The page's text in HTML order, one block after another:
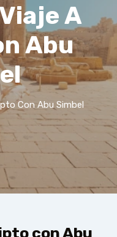
A
Abu
Con Abu Simbel
con Abu